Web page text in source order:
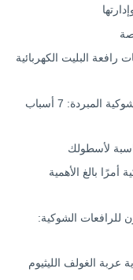
رافعة البليت الكهربائية
لماذا تختار بطاريات الليثيوم Yibai للرافعات الشوكية المبردة: 7 أسباب
لأسطولك
أمرًا بالغ الأهمية
للرافعات الشوكية:
عربة الغولف الليثيوم